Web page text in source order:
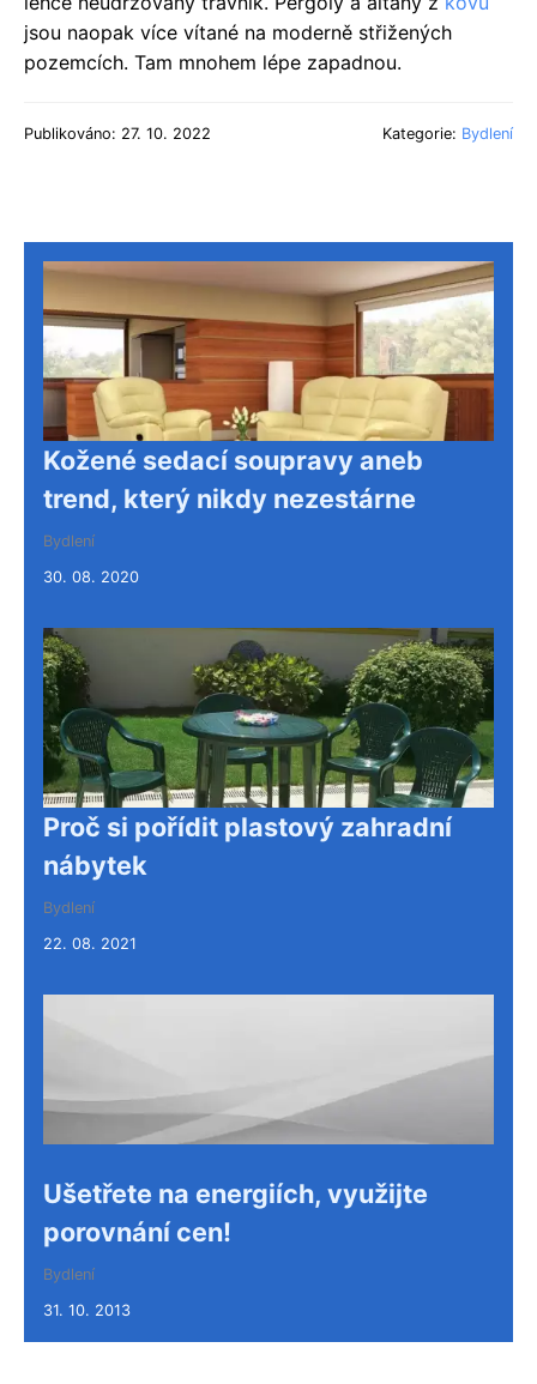
jsou naopak více vítané na moderně střižených
pozemcích. Tam mnohem lépe zapadnou.
Publikováno: 27. 10. 2022 Kategorie: Bydlení
Kožené sedací soupravy aneb
trend, který nikdy nezestárne
Bydlení
30. 08. 2020
Proč si pořídit plastový zahradní
nábytek
Bydlení
22. 08. 2021
Ušetřete na energiích, využijte
porovnání cen!
Bydlení
31. 10. 2013